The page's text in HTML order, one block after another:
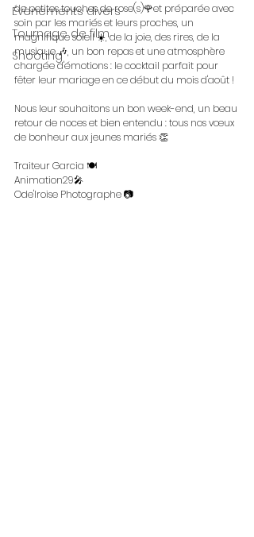
Évènements divers
Tournage de film
Shooting
de petites touches de rose(s)🌹et préparée avec
soin par les mariés et leurs proches, un
magnifique soleil ☀️, de la joie, des rires, de la
musique 🎶, un bon repas et une atmosphère
chargée d'émotions : le cocktail parfait pour
fêter leur mariage en ce début du mois d'août !
Nous leur souhaitons un bon week-end, un beau
retour de noces et bien entendu : tous nos vœux
de bonheur aux jeunes mariés 👏
Traiteur Garcia 🍽️
Animation29🎤
Ode'Iroise Photographe 📷